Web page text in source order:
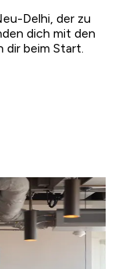
Delhi, der zu
dich mit den
dir beim Start.